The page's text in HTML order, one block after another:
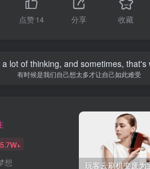
点赞14 分享 收藏
a lot of thinking, and sometimes, that's
有时候是我们自己想太多才让自己如此难受
5.7W+
想